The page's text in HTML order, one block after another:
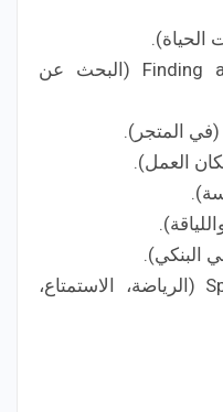
Finding and applying for jobs (البحث عن
Sports, fun and games (الرياضة، الاستمتاع،